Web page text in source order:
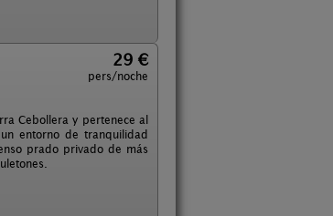
29 €
pers/noche
Cebollera y pertenece al
entorno de tranquilidad
prado privado de más